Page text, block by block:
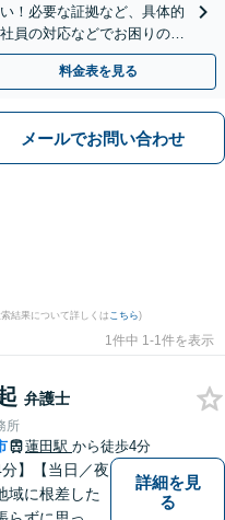
！必要な証拠など、具体的
員の対応などでお困りの企
夜間相談可】
料金表を見る
メールでお問い合わせ
結果について詳しくは こちら)
1件中 1-1件を表示
弁護士
所
蓮田駅 から徒歩4分
分】【当日／夜
域に根差した
詳細を見
る